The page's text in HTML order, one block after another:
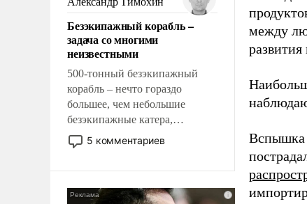
казалось, что эти вопросы
решены раз и навсегда, но –
нет, не решены.
Безэкипажный корабль –
задача со многими
неизвестными
500-тонный безэкипажный
корабль – нечто гораздо
большее, чем небольшие
безэкипажные катера,
применение которых уже
стало обыденностью. Задача по
и ее реализация радикально
5 комментариев
между
Вспышка